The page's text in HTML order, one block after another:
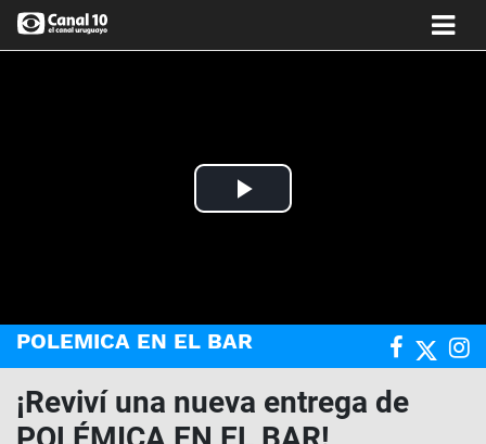
Play
POLEMICA EN EL BAR
¡Reviví una nueva entrega de